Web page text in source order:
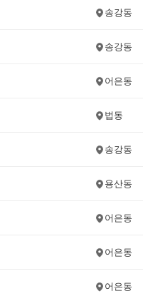
송강동
송강동
어은동
법동
송강동
용산동
어은동
어은동
어은동